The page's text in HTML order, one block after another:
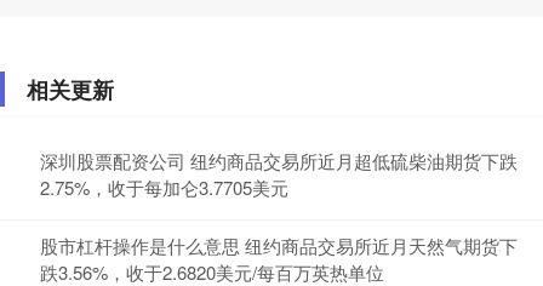
相关更新
深圳股票配资公司 纽约商品交易所近月超低硫柴油期货下跌
2.75%，收于每加仑3.7705美元
股市杠杆操作是什么意思 纽约商品交易所近月天然气期货下
跌3.56%，收于2.6820美元/每百万英热单位